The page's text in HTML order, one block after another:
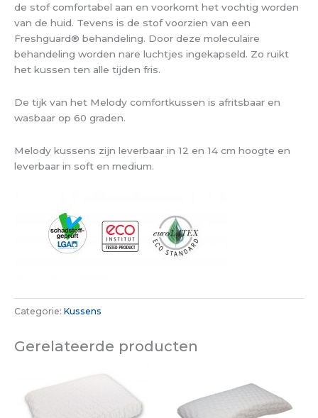
de stof comfortabel aan en voorkomt het vochtig worden
van de huid. Tevens is de stof voorzien van een
Freshguard® behandeling. Door deze moleculaire
behandeling worden nare luchtjes ingekapseld. Zo ruikt
het kussen ten alle tijden fris.
De tijk van het Melody comfortkussen is afritsbaar en
wasbaar op 60 graden.
Melody kussens zijn leverbaar in 12 en 14 cm hoogte en
leverbaar in soft en medium.
Categorie: Kussens
Gerelateerde producten